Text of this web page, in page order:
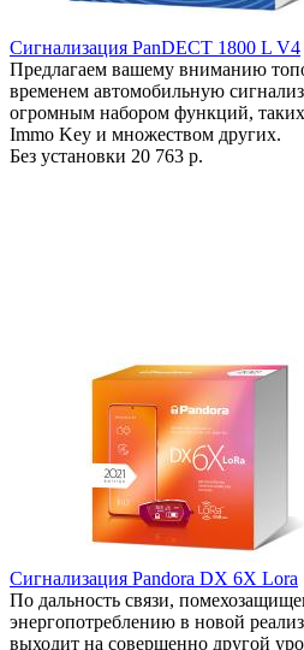
Сигнализация PanDECT 1800 L V4
Предлагаем вашему вниманию
временем автомобильную
огромным набором функций,
Immo Key и множеством других.
Без установки 20 763 р.
Сигнализация Pandora DX 6X Lora
По дальность связи,
энергопотреблению в новой
выходит на совершенно другой